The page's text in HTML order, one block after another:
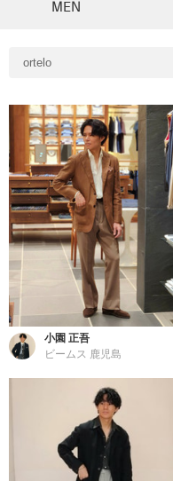
MEN
ortelo
小園 正吾
ビームス 鹿児島